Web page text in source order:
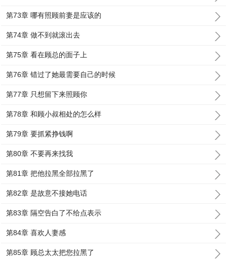
第73章 哪有照顾前妻是应该的
第74章 做不到就滚出去
第75章 看在顾总的面子上
第76章 错过了她最需要自己的时候
第77章 只想留下来照顾你
第78章 和顾小叔相处的怎么样
第79章 要抓紧挣钱啊
第80章 不要再来找我
第81章 把他拉黑全部拉黑了
第82章 是故意不接她电话
第83章 隔空告白了不给点表示
第84章 喜欢人妻感
第85章 顾总太太把您拉黑了